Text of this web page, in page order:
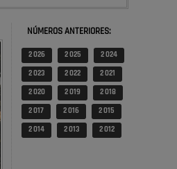
Huerta
…
fuéramos tan sucios no haría
deterioro de
NÚMEROS ANTERIORES:
2 026 2 025 2 024
2 023 2 022 2 021
2 020 2 019 2 018
2 017 2 016 2 015
2 014 2 013 2 012